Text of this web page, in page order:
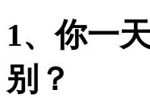
1、你一
别？